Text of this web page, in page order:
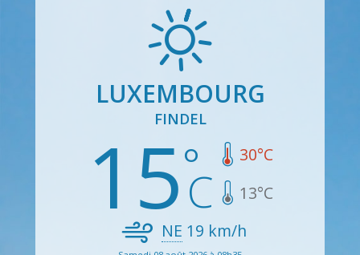
LUXEMBOURG
FINDEL
15 30°C
13°C
NE 19 km/h